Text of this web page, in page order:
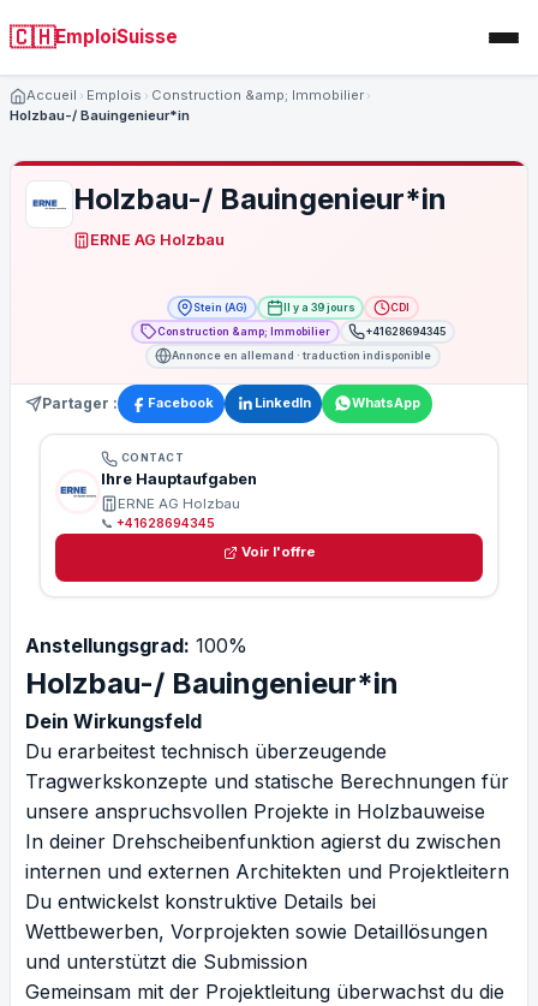
🇨🇭EmploiSuisse
Accueil Emplois
Construction &amp; Immobilier
Holzbau-/ Bauingenieur*in
Holzbau-/ Bauingenieur*in
ERNE AG Holzbau
Stein (AG) Il y a 39 jours
CDI
Construction &amp; Immobilier
+41628694345
Annonce en allemand · traduction indisponible
Partager : Facebook LinkedIn WhatsApp
CONTACT
Ihre Hauptaufgaben
ERNE AG Holzbau
📞 +41628694345
Voir l'offre
Anstellungsgrad: 100%
Holzbau-/ Bauingenieur*in
Dein Wirkungsfeld
Du erarbeitest technisch überzeugende
Tragwerkskonzepte und statische Berechnungen für
unsere anspruchsvollen Projekte in Holzbauweise
In deiner Drehscheibenfunktion agierst du zwischen
internen und externen Architekten und Projektleitern
Du entwickelst konstruktive Details bei
Wettbewerben, Vorprojekten sowie Detaillösungen
und unterstützt die Submission
Gemeinsam mit der Projektleitung überwachst du die